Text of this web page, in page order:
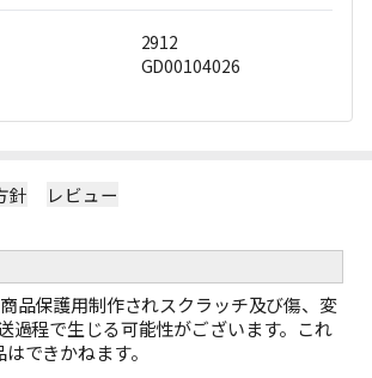
2912
GD00104026
針 レビュー
品保護用制作されスクラッチ及び傷、変
過程で生じる可能性がございます。これ
できかねます。